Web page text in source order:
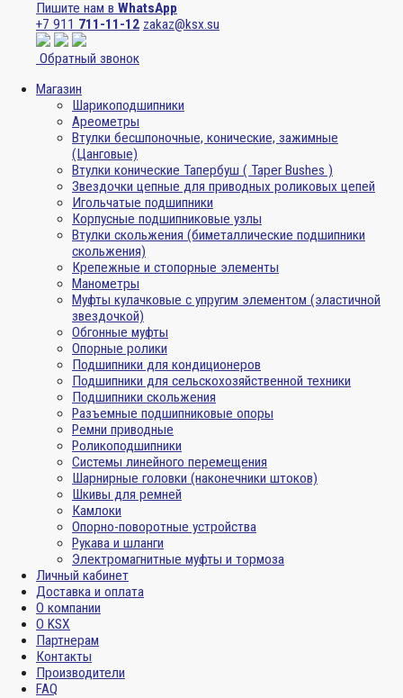
Пишите нам в WhatsApp
+7 911 711-11-12 zakaz@ksx.su
Обратный звонок
Магазин
Шарикоподшипники
Ареометры
Втулки бесшпоночные, конические, зажимные
(Цанговые)
Втулки конические Тапербуш ( Taper Bushes )
Звездочки цепные для приводных роликовых цепей
Игольчатые подшипники
Корпусные подшипниковые узлы
Втулки скольжения (биметаллические подшипники
скольжения)
Крепежные и стопорные элементы
Манометры
Муфты кулачковые с упругим элементом (эластичной
звездочкой)
Обгонные муфты
Опорные ролики
Подшипники для кондиционеров
Подшипники для сельскохозяйственной техники
Подшипники скольжения
Разъемные подшипниковые опоры
Ремни приводные
Роликоподшипники
Системы линейного перемещения
Шарнирные головки (наконечники штоков)
Шкивы для ремней
Камлоки
Опорно-поворотные устройства
Рукава и шланги
Электромагнитные муфты и тормоза
Личный кабинет
Доставка и оплата
О компании
О KSX
Партнерам
Контакты
Производители
FAQ